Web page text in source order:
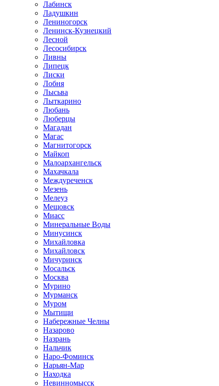
Лабинск
Ладушкин
Лениногорск
Ленинск-Кузнецкий
Лесной
Лесосибирск
Ливны
Липецк
Лиски
Лобня
Лысьва
Лыткарино
Любань
Люберцы
Магадан
Магас
Магнитогорск
Майкоп
Малоархангельск
Махачкала
Междуреченск
Мезень
Мелеуз
Мещовск
Миасс
Минеральные Воды
Минусинск
Михайловка
Михайловск
Мичуринск
Мосальск
Москва
Мурино
Мурманск
Муром
Мытищи
Набережные Челны
Назарово
Назрань
Нальчик
Наро-Фоминск
Нарьян-Мар
Находка
Невинномысск